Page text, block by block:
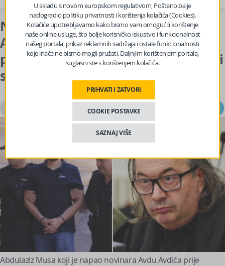
Nakon fizičkog napada na Avdu
Avdića: Abdulaziz Musa bit će
pušten na slobodu, dužan je javljati
se u policijsku stanicu
Abdulaziz Musa koji je napao novinara Avdu Avdića prije
U skladu s novom europskom regulativom, Pošteno.ba je
nadogradio politiku privatnosti i korištenja kolačića (Cookies).
Kolačiće upotrebljavamo kako bismo vam omogućili korištenje
naše online usluge, što bolje korisničko iskustvo i funkcionalnost
našeg portala, prikaz reklamnih sadržaja i ostale funkcionalnosti
koje inače ne bismo mogli pružati. Daljnjim korištenjem portala,
suglasni ste s korištenjem kolačića.
PRIHVATI I ZATVORI
COOKIE POSTAVKE
SAZNAJ VIŠE